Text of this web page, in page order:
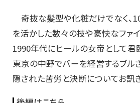
奇抜な髪型や化粧だけでなく、
を活かした数々の技や豪快なファイ
1990年代にヒールの女帝として君
東京の中野でバーを経営するブル
隠された苦労と決断についてお訊き